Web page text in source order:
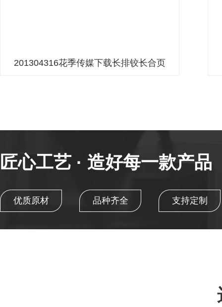
201304316花季传媒下载长排铰长合页
匠心工艺 · 造好每一款产品
优质原材 品种齐全 支持定制